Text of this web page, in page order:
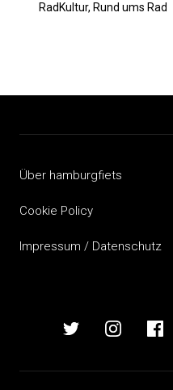
RadKultur, Rund ums Rad
Über hamburgfiets
Cookie Policy
Impressum / Datenschutz
hamburgfietshamburgfiets
auf
hamburgfiets
auf
auf